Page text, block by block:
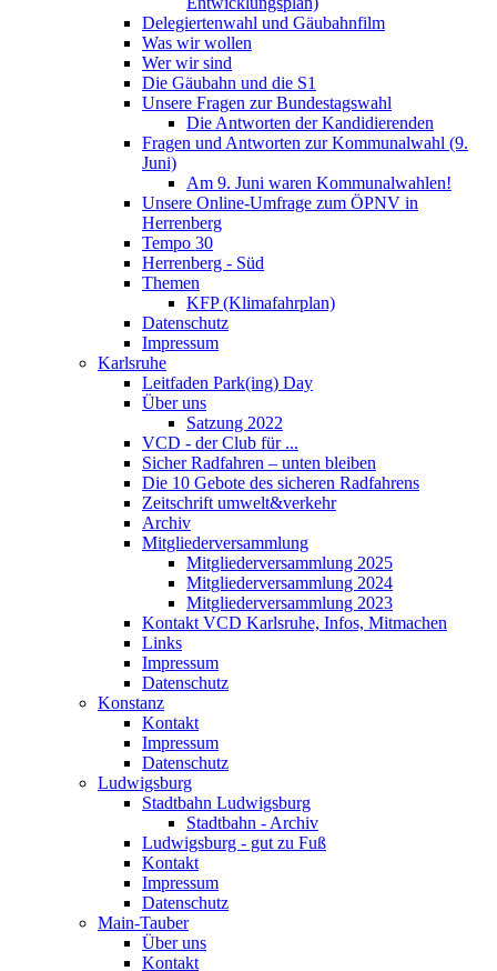
Delegiertenwahl und Gäubahnfilm
Was wir wollen
Wer wir sind
Die Gäubahn und die S1
Unsere Fragen zur Bundestagswahl
Die Antworten der Kandidierenden
Fragen und Antworten zur Kommunalwahl (9.
Juni)
Am 9. Juni waren Kommunalwahlen!
Unsere Online-Umfrage zum ÖPNV in
Herrenberg
Tempo 30
Herrenberg - Süd
Themen
KFP (Klimafahrplan)
Datenschutz
Impressum
Karlsruhe
Leitfaden Park(ing) Day
Über uns
Satzung 2022
VCD - der Club für ...
Sicher Radfahren – unten bleiben
Die 10 Gebote des sicheren Radfahrens
Zeitschrift umwelt&verkehr
Archiv
Mitgliederversammlung
Mitgliederversammlung 2025
Mitgliederversammlung 2024
Mitgliederversammlung 2023
Kontakt VCD Karlsruhe, Infos, Mitmachen
Links
Impressum
Datenschutz
Konstanz
Kontakt
Impressum
Datenschutz
Ludwigsburg
Stadtbahn Ludwigsburg
Stadtbahn - Archiv
Ludwigsburg - gut zu Fuß
Kontakt
Impressum
Datenschutz
Main-Tauber
Über uns
Kontakt